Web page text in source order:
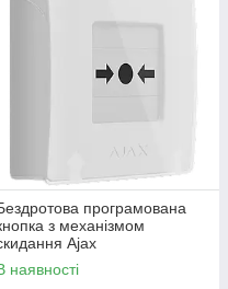
програмована
з механізмом
Ajax
Jeweller
наявності